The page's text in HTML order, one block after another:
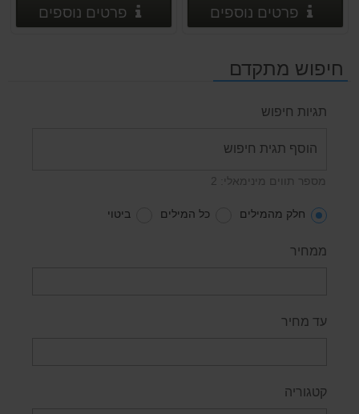
פרטים נוספים פרטים נוספיםפרטים נוספים
חיפוש מתקדם
תגיות חיפוש
מספר תווים מינימאלי: 2
חלק מהמילים כל המילים ביטוי
ממחיר
עד מחיר
קטגוריה